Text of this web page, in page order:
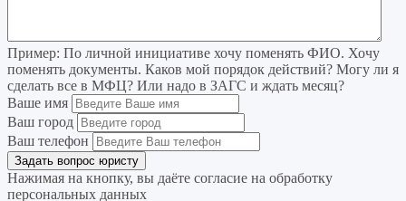
Пример: По личной инициативе хочу поменять ФИО. Хочу
поменять документы. Каков мой порядок действий? Могу ли я
сделать все в МФЦ? Или надо в ЗАГС и ждать месяц?
Ваше имя
Ваш город
Ваш телефон
Нажимая на кнопку, вы даёте согласие на обработку
персональных данных